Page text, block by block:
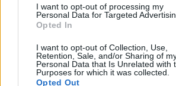
I want to opt-out of processing my
Personal Data for Targeted
Opted In
I want to opt-out of Collection, Use,
Retention, Sale, and/or Sharing of
Personal Data that Is Unrelated with
Purposes for which it was collected.
Opted Out
Teška nesreća u Hercegovini:
puta i poginuo
Saznaj više